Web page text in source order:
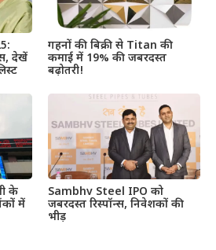
देखें
गहनों की बिक्री से Titan की
कमाई में 19% की जबरदस्त
बढ़ोतरी!
के
में
Sambhv Steel IPO को
जबरदस्त रिस्पॉन्स, निवेशकों की
भीड़